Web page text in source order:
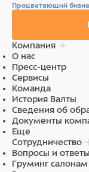
Процветающий
Компания
О нас
Пресс-центр
Сервисы
Команда
История Валты
Сведения об
Документы
Еще
Сотрудничество
Вопросы и ответы
Груминг салонам